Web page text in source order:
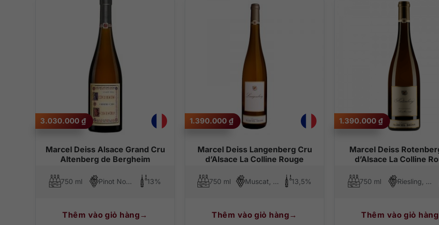
Marcel Deiss Alsace Grand Cru
Altenberg de Bergheim
3.030.000 ₫
750 ml Pinot Noir, Gewurztraminer, Pinot Blanc, Muscat Blanc à Petits Grains 13%
Thêm vào giỏ hàng
Marcel Deiss Langenberg Cru
d’Alsace La Colline Rouge
1.390.000 ₫
750 ml Muscat, Pinot Noir, Riesling, Pinot Gris 13,5%
Thêm vào giỏ hàng
Marcel Deiss
d’Alsace La Colline
1.390.000 ₫
750 ml Riesling, Pinot Gris
Thêm vào giỏ hàng